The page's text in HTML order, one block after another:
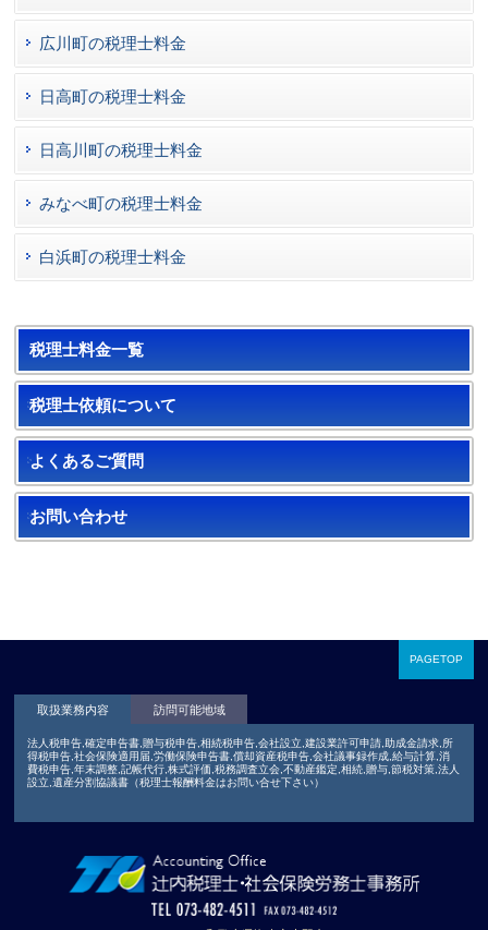
広川町の税理士料金
日高町の税理士料金
日高川町の税理士料金
みなべ町の税理士料金
白浜町の税理士料金
税理士料金一覧
税理士依頼について
よくあるご質問
お問い合わせ
PAGETOP
取扱業務内容 訪問可能地域
法人税申告,確定申告書,贈与税申告,相続税申告,会社設立,建設業許可申請,助成金請求,所
得税申告,社会保険適用届,労働保険申告書,償却資産税申告,会社議事録作成,給与計算,消
費税申告,年末調整,記帳代行,株式評価,税務調査立会,不動産鑑定,相続,贈与,節税対策,法人
設立,遺産分割協議書（税理士報酬料金はお問い合せ下さい）